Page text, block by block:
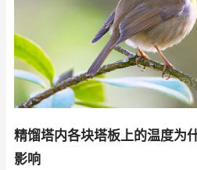
精馏塔内各块塔板上的温度为
影响